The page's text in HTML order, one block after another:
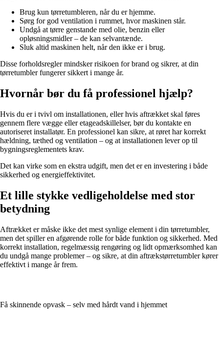
Brug kun tørretumbleren, når du er hjemme.
Sørg for god ventilation i rummet, hvor maskinen står.
Undgå at tørre genstande med olie, benzin eller
opløsningsmidler – de kan selvantænde.
Sluk altid maskinen helt, når den ikke er i brug.
Disse forholdsregler mindsker risikoen for brand og sikrer, at din
tørretumbler fungerer sikkert i mange år.
Hvornår bør du få professionel hjælp?
Hvis du er i tvivl om installationen, eller hvis aftrækket skal føres
gennem flere vægge eller etageadskillelser, bør du kontakte en
autoriseret installatør. En professionel kan sikre, at røret har korrekt
hældning, tæthed og ventilation – og at installationen lever op til
bygningsreglementets krav.
Det kan virke som en ekstra udgift, men det er en investering i både
sikkerhed og energieffektivitet.
Et lille stykke vedligeholdelse med stor
betydning
Aftrækket er måske ikke det mest synlige element i din tørretumbler,
men det spiller en afgørende rolle for både funktion og sikkerhed. Med
korrekt installation, regelmæssig rengøring og lidt opmærksomhed kan
du undgå mange problemer – og sikre, at din aftrækstørretumbler kører
effektivt i mange år frem.
Få skinnende opvask – selv med hårdt vand i hjemmet